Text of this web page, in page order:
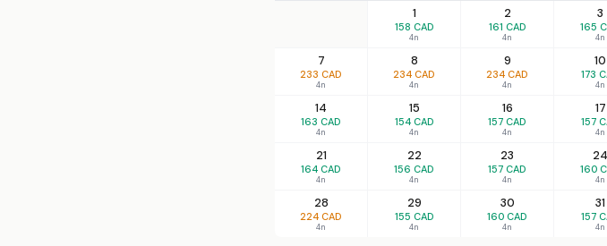
1
158 CAD
4n
2
161 CAD
4n
3
165
4n
7
233 CAD
4n
8
234 CAD
4n
9
234 CAD
4n
10
173
4n
14
163 CAD
4n
15
154 CAD
4n
16
157 CAD
4n
17
157
4n
21
164 CAD
4n
22
156 CAD
4n
23
157 CAD
4n
24
160
4n
28
224 CAD
4n
29
155 CAD
4n
30
160 CAD
4n
31
157
4n